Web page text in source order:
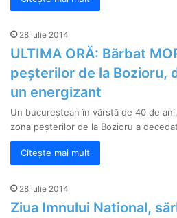
28 iulie 2014
ULTIMA ORĂ: Bărbat
peșterilor de la Bozioru,
un energizant
Un bucureștean în vârstă de 40 de
zona peșterilor de la Bozioru a
Citește mai mult
28 iulie 2014
Ziua Imnului National,